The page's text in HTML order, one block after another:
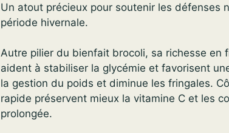
Un atout précieux pour soutenir les défenses
période hivernale.
Autre pilier du bienfait brocoli, sa richesse en
aident à stabiliser la glycémie et favorisent
la gestion du poids et diminue les fringales.
rapide préservent mieux la vitamine C et les
prolongée.